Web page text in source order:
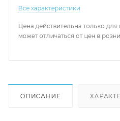
Все характеристики
Цена действительна только для
может отличаться от цен в
ОПИСАНИЕ